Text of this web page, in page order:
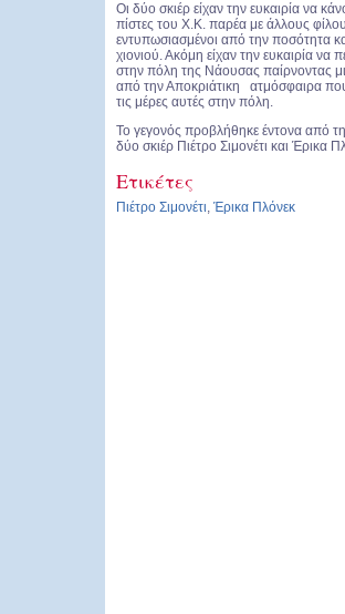
Οι δύο σκιέρ είχαν την ευκαιρία να
πίστες του Χ.Κ. παρέα με άλλους
εντυπωσιασμένοι από την ποσότητα
χιονιού. Ακόμη είχαν την ευκαιρία να
στην πόλη της Νάουσας παίρνοντας
από την Αποκριάτικη ατμόσφαιρα
τις μέρες αυτές στην πόλη.
Το γεγονός προβλήθηκε έντονα από
δύο σκιέρ Πιέτρο Σιμονέτι και
Ετικέτες
Πιέτρο Σιμονέτι, Έρικα Πλόνεκ